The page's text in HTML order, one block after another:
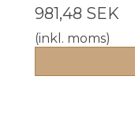
981,48 SEK
(inkl. moms)